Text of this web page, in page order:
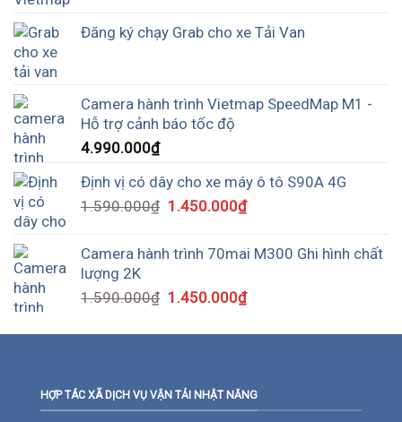
Đăng ký chạy Grab cho xe Tải Van
Camera hành trình Vietmap SpeedMap M1 -
Hỗ trợ cảnh báo tốc độ
4.990.000₫
Định vị có dây cho xe máy ô tô S90A 4G
1.590.000₫ 1.450.000₫
Camera hành trình 70mai M300 Ghi hình chất
lượng 2K
1.590.000₫ 1.450.000₫
HỢP TÁC XÃ DỊCH VỤ VẬN TẢI NHẬT NĂNG